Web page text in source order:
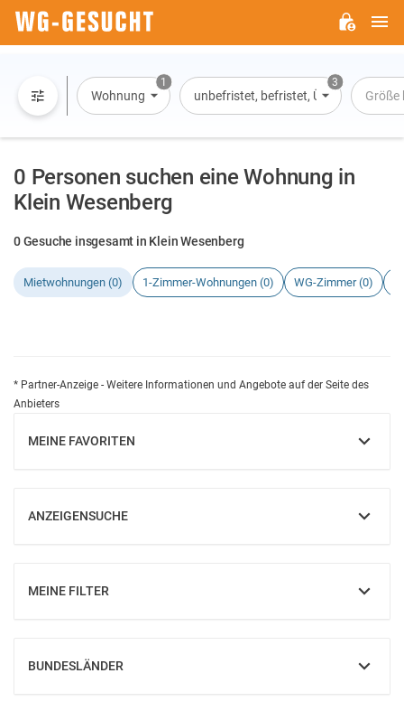
1
Wohnung
3
unbefristet, befristet, Übernachtung
Größe
0 Personen suchen eine Wohnung in
Klein Wesenberg
0 Gesuche insgesamt in Klein Wesenberg
Mietwohnungen (0) 1-Zimmer-Wohnungen (0) WG-Zimmer (0)
* Partner-Anzeige - Weitere Informationen und Angebote auf der Seite des
Anbieters
MEINE FAVORITEN
EINBLENDEN
ANZEIGENSUCHE
EINBLENDEN
MEINE FILTER
EINBLENDEN
BUNDESLÄNDER
EINBLENDEN